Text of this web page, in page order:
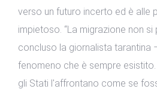
verso un futuro incerto ed è alle
impietoso. “La migrazione non
concluso la giornalista tarantina
fenomeno che è sempre
gli Stati l'affrontano come se